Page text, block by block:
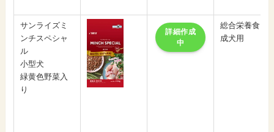
サンライズミ
ンチスペシャ
ル
小型犬
緑黄色野菜入
り
詳細作成
中
総合栄養食
成犬用